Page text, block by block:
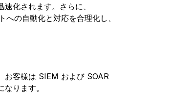
化されます。さらに、
の自動化と対応を合理化し、
お客様は SIEM および SOAR
ります。